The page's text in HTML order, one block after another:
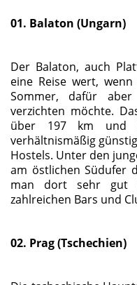
01. Balaton (Ungarn)
Der Balaton, auch
eine Reise wert,
Sommer, dafür
verzichten möchte.
über 197 km und
verhältnismäßig
Hostels. Unter den
am östlichen Südufer
man dort sehr gut
zahlreichen Bars und
02. Prag (Tschechien)